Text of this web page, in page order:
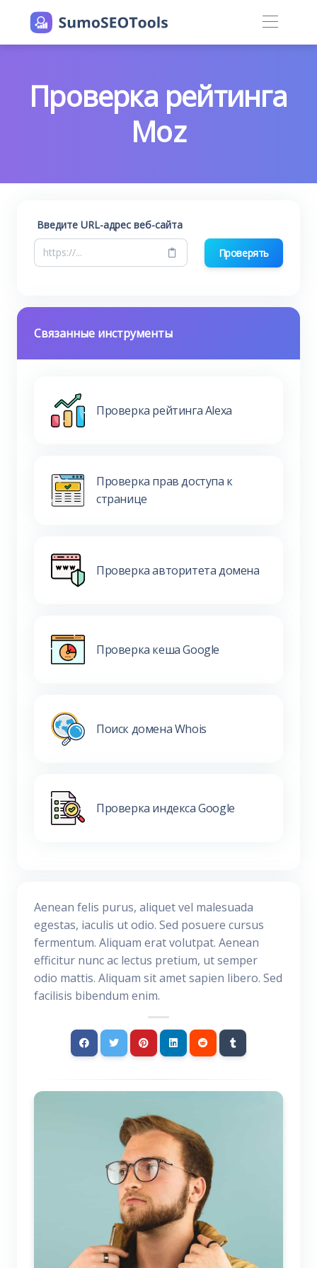
Проверка рейтинга
Moz
Введите URL-адрес веб-сайта
Проверять
Связанные инструменты
Проверка рейтинга Alexa
Проверка прав доступа к
странице
Проверка авторитета домена
Проверка кеша Google
Поиск домена Whois
Проверка индекса Google
Aenean felis purus, aliquet vel malesuada
egestas, iaculis ut odio. Sed posuere cursus
fermentum. Aliquam erat volutpat. Aenean
efficitur nunc ac lectus pretium, ut semper
odio mattis. Aliquam sit amet sapien libero. Sed
facilisis bibendum enim.